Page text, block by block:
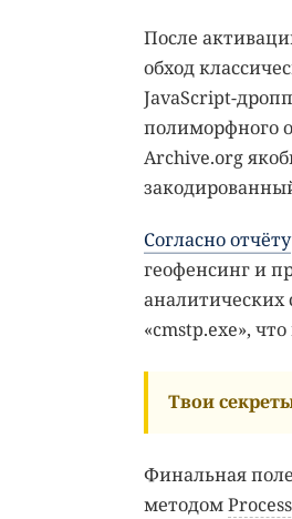
После
обход
JavaScript-
полиморфного
Archive.org
Согласно отчёту
геофенсинг и
аналитических
«cmstp.exe»,
Твои
Финальная
методом